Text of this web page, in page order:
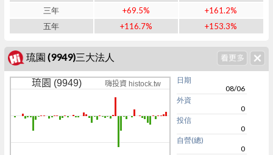
三年
+69.5%
+161.2%
五年
+116.7% +153.3%
琉園 (9949)三大法人
琉園 (9949) 嗨投資 histock.tw
日期
08/06
外資
0
投信
0
自營(總)
0